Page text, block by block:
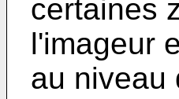
certaines
l'imageur
au niveau